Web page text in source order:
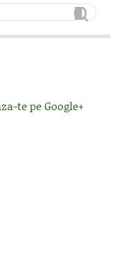
te pe Google+